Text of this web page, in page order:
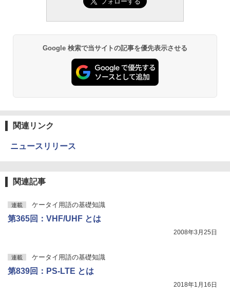
Google 検索で当サイトの記事を優先表示させる
関連リンク
ニュースリリース
関連記事
連載 ケータイ用語の基礎知識
第365回：VHF/UHF とは
2008年3月25日
連載 ケータイ用語の基礎知識
第839回：PS-LTE とは
2018年1月16日